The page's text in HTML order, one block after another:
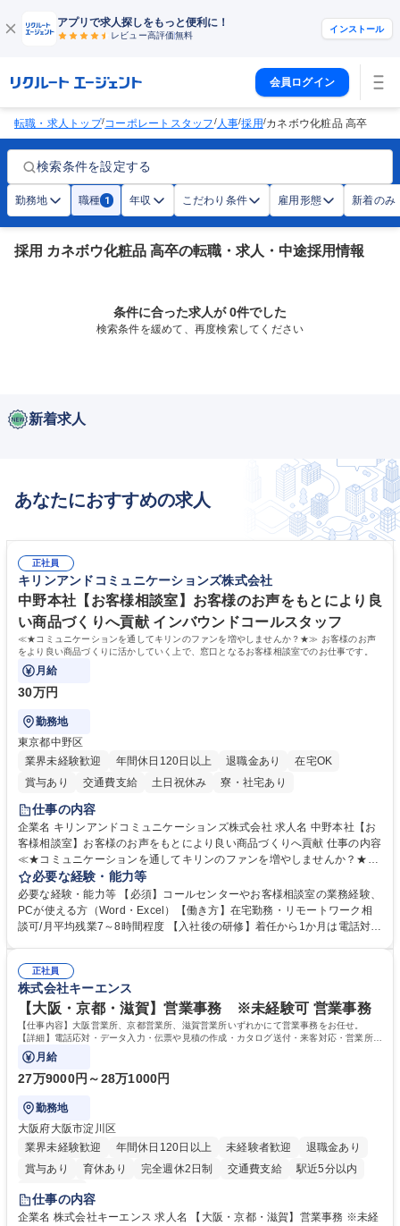
アプリで求人探しをもっと便利に！
レビュー高評価無料
インストール
会員ログイン
転職・求人トップ/コーポレートスタッフ/人事/採用/カネボウ化粧品 高卒
検索条件を設定する
勤務地 職種 1 年収 こだわり条件 雇用形態 新着のみ
採用 カネボウ化粧品 高卒の転職・求人・中途採用情報
条件に合った求人が 0件でした
検索条件を緩めて、再度検索してください
新着求人
あなたにおすすめの求人
正社員
キリンアンドコミュニケーションズ株式会社
中野本社【お客様相談室】お客様のお声をもとにより良
い商品づくりへ貢献 インバウンドコールスタッフ
≪★コミュニケーションを通してキリンのファンを増やしませんか？★≫ お客様のお声
をより良い商品づくりに活かしていく上で、窓口となるお客様相談室でのお仕事です。
月給
30万円
勤務地
東京都中野区
業界未経験歓迎
年間休日120日以上 退職金あり
在宅OK
賞与あり
交通費支給 土日祝休み 寮・社宅あり
仕事の内容
企業名 キリンアンドコミュニケーションズ株式会社 求人名 中野本社【お
客様相談室】お客様のお声をもとにより良い商品づくりへ貢献 仕事の内容
≪★コミュニケーションを通してキリンのファンを増やしませんか？★≫
お客様のお声をより良い商品づくりに活かしていく上で、窓口となるお客
様相談室でのお仕事です。 日々お客様からいただくキリングループへのご
意見を、企業活動に活かしています。お客様からの声に迅速かつ誠意をも
って対応、情報提供するとともにグループ内活動に反映しています。 【具
平均100件前後■メール・手紙：同上40件前後 募集職種 中野本社【お客様
相談室】お客様のお声をもとにより良い商品づくりへ貢献
必要な経験・能力等
必要な経験・能力等 【必須】コールセンターやお客様相談室の業務経験、
PCが使える方（Word・Excel）【働き方】在宅勤務・リモートワーク相
談可/月平均残業7～8時間程度 【入社後の研修】着任から1か月は電話対応
すのでご安心ください。 【当社について】キリングループの広報機能を担
う会社として、お客様との出会いを大切にし、磨き上げたホスピタリティ
を込めてコミュニケーションをとりながら広報関連業務を行っておりま
す。 学歴・資格 学歴：大学院 大学 高専 短大 専修学校 高校 語学力： 資
格：
正社員
株式会社キーエンス
【大阪・京都・滋賀】営業事務 ※未経験可 営業事務
【仕事内容】大阪営業所、京都営業所、滋賀営業所いずれかにて営業事務をお任せ。
【詳細】電話応対・データ入力・伝票や見積の作成・カタログ送付・来客対応・営業所内
で発生する事務業務や業務改善をお任せ。
月給
27万9000円～28万1000円
勤務地
大阪府大阪市淀川区
業界未経験歓迎
年間休日120日以上 未経験者歓迎
退職金あり
賞与あり
育休あり 完全週休2日制 交通費支給
駅近5分以内
土日祝休み
仕事の内容
企業名 株式会社キーエンス 求人名 【大阪・京都・滋賀】営業事務 ※未経